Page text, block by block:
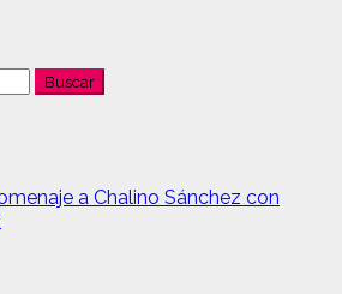
a Chalino Sánchez con